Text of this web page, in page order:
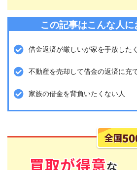
この記事はこんな人に
借金返済が厳しいが家を手放した
不動産を売却して借金の返済に充
家族の借金を背負いたくない人